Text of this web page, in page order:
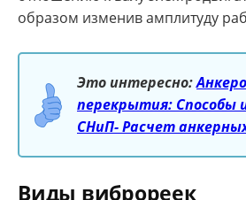
образом изменив амплитуду
Это интересно:
перекрытия: Способы
СНиП- Расчет
Виды виброреек